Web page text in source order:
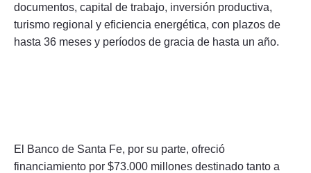
documentos, capital de trabajo, inversión productiva,
turismo regional y eficiencia energética, con plazos de
hasta 36 meses y períodos de gracia de hasta un año.
El Banco de Santa Fe, por su parte, ofreció
financiamiento por $73.000 millones destinado tanto a